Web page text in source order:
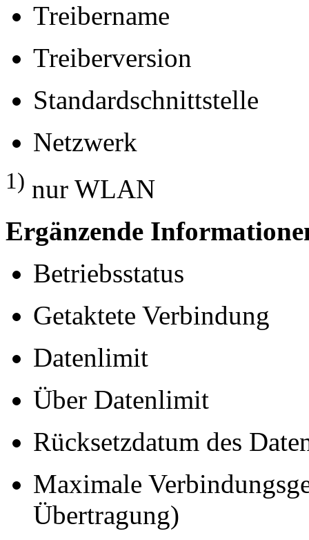
Treibername
Treiberversion
Standardschnittstelle
Netzwerk
1) nur WLAN
Ergänzende
Betriebsstatus
Getaktete Verbindung
Datenlimit
Über Datenlimit
Rücksetzdatum des
Maximale
Übertragung)